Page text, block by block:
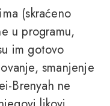
(skraćeno
u programu,
im gotovo
smanjenje
Brenyah ne